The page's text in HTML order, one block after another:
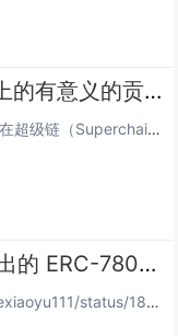
Super Accounts: 加速超级链上的有意义的贡献
超级链生态：重新定义用户价值和参与 为了在超级链（Superchain）生态系统中推动有意义的贡献，超级链生态团队开发了 Super Accounts（超级账户）——这是一种基于 Safe 的原生智能账户，让用户能够通过有意义的链上参与获...
Optimism 与 Uniswap 共同提出的 ERC-7802 是什么？
作者：岳小鱼 文章来源：https://x.com/yuexiaoyu111/status/1860143913551691802 先上结论，一句话解释：ERC-7802 是一个跨链标准，为现有的 ERC-20 代币扩展了新特性，调用 E...